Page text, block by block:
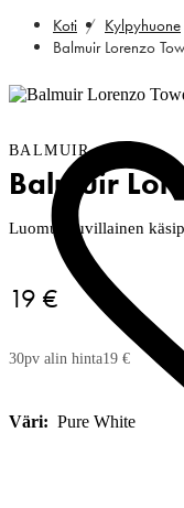
Koti Kylpyhuone
Balmuir Lorenzo
BALMUIR
Balmuir
Luomupuuvillainen
19 €
30pv alin hinta19 €
Väri: Pure White